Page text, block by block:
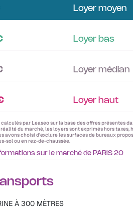
Loyer moyen
Loyer bas
Loyer médian
Loyer haut
par Leaseo sur la base des offres présentes
du marché, les loyers sont exprimés hors taxes,
avons choisi d’exclure les surfaces de bureaux
sol ou en rez-de-chaussée.
sur le marché de PARIS 20
À 300 MÈTRES